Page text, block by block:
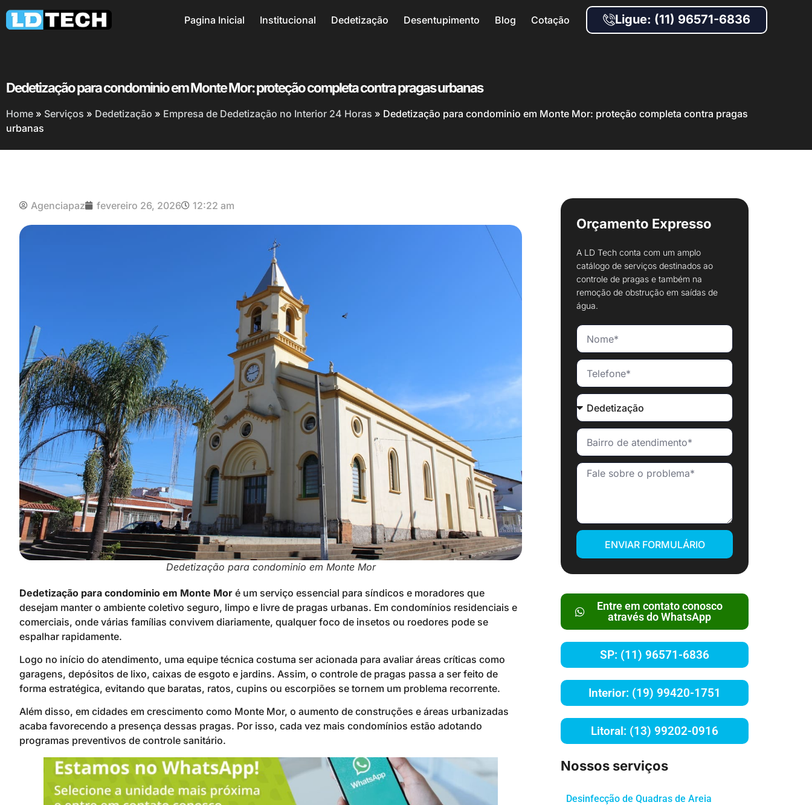
Pagina Inicial Institucional Dedetização Desentupimento Blog Cotação Ligue: (11) 96571-6836
Dedetização para condominio em Monte Mor: proteção completa contra pragas urbanas
Home » Serviços » Dedetização » Empresa de Dedetização no Interior 24 Horas » Dedetização para condominio em Monte Mor: proteção completa contra pragas
urbanas
Agenciapaz fevereiro 26, 2026 12:22 am
Dedetização para condominio em Monte Mor
Dedetização para condominio em Monte Mor é um serviço essencial para síndicos e moradores que
desejam manter o ambiente coletivo seguro, limpo e livre de pragas urbanas. Em condomínios residenciais e
comerciais, onde várias famílias convivem diariamente, qualquer foco de insetos ou roedores pode se
espalhar rapidamente.
Logo no início do atendimento, uma equipe técnica costuma ser acionada para avaliar áreas críticas como
garagens, depósitos de lixo, caixas de esgoto e jardins. Assim, o controle de pragas passa a ser feito de
forma estratégica, evitando que baratas, ratos, cupins ou escorpiões se tornem um problema recorrente.
Além disso, em cidades em crescimento como Monte Mor, o aumento de construções e áreas urbanizadas
acaba favorecendo a presença dessas pragas. Por isso, cada vez mais condomínios estão adotando
programas preventivos de controle sanitário.
Orçamento Expresso
A LD Tech conta com um amplo
catálogo de serviços destinados ao
controle de pragas e também na
remoção de obstrução em saídas de
água.
ENVIAR FORMULÁRIO
Entre em contato conosco
através do WhatsApp
SP: (11) 96571-6836
Interior: (19) 99420-1751
Litoral: (13) 99202-0916
Nossos serviços
Desinfecção de Quadras de Areia